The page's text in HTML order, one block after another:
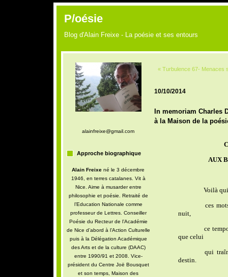
P/oésie
Blog d'Alain Freixe - La poésie et ses entours
alainfreixe@gmail.com
Approche biographique
Alain Freixe né le 3 décembre
1946, en terres catalanes. Vit à
Nice. Aime à musarder entre
philosophie et poésie. Retraité de
l’Education Nationale comme
professeur de Lettres. Conseiller
Poésie du Recteur de l’Académie
de Nice d’abord à l’Action Culturelle
puis à la Délégation Académique
des Arts et de la culture (DAAC)
entre 1990/91 et 2008. Vice-
président du Centre Joë Bousquet
et son temps, Maison des
« Turbulence 67- Menaces
10/10/2014
In memoriam Charles
à la Maison de la
AUX
Voilà
ces
nuit,
ce
que celui
qui
destin.